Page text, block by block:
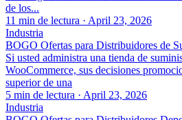
de los...
11 min de lectura · April 23, 2026
Industria
BOGO Ofertas para Distribuidores de
Si usted administra una tienda de
WooCommerce, sus decisiones
superior de una
5 min de lectura · April 23, 2026
Industria